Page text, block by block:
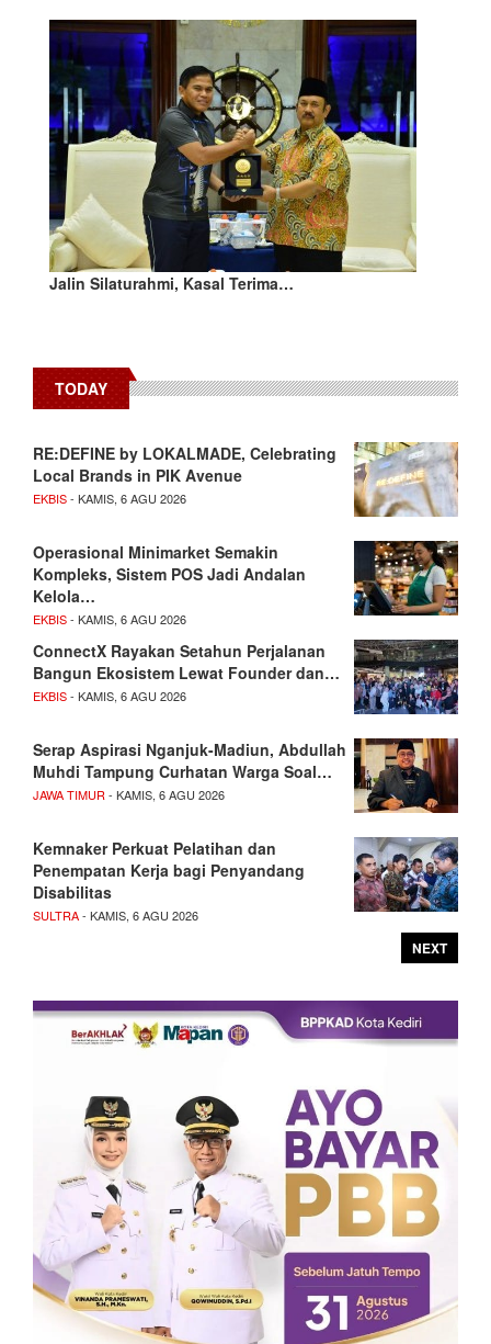
Jalin Silaturahmi, Kasal Terima…
TODAY
RE:DEFINE by LOKALMADE, Celebrating
Local Brands in PIK Avenue
EKBIS- KAMIS, 6 AGU 2026
Operasional Minimarket Semakin
Kompleks, Sistem POS Jadi Andalan
Kelola…
EKBIS- KAMIS, 6 AGU 2026
ConnectX Rayakan Setahun Perjalanan
Bangun Ekosistem Lewat Founder dan…
EKBIS- KAMIS, 6 AGU 2026
Serap Aspirasi Nganjuk-Madiun, Abdullah
Muhdi Tampung Curhatan Warga Soal…
JAWA TIMUR- KAMIS, 6 AGU 2026
Kemnaker Perkuat Pelatihan dan
Penempatan Kerja bagi Penyandang
Disabilitas
SULTRA- KAMIS, 6 AGU 2026
NEXT